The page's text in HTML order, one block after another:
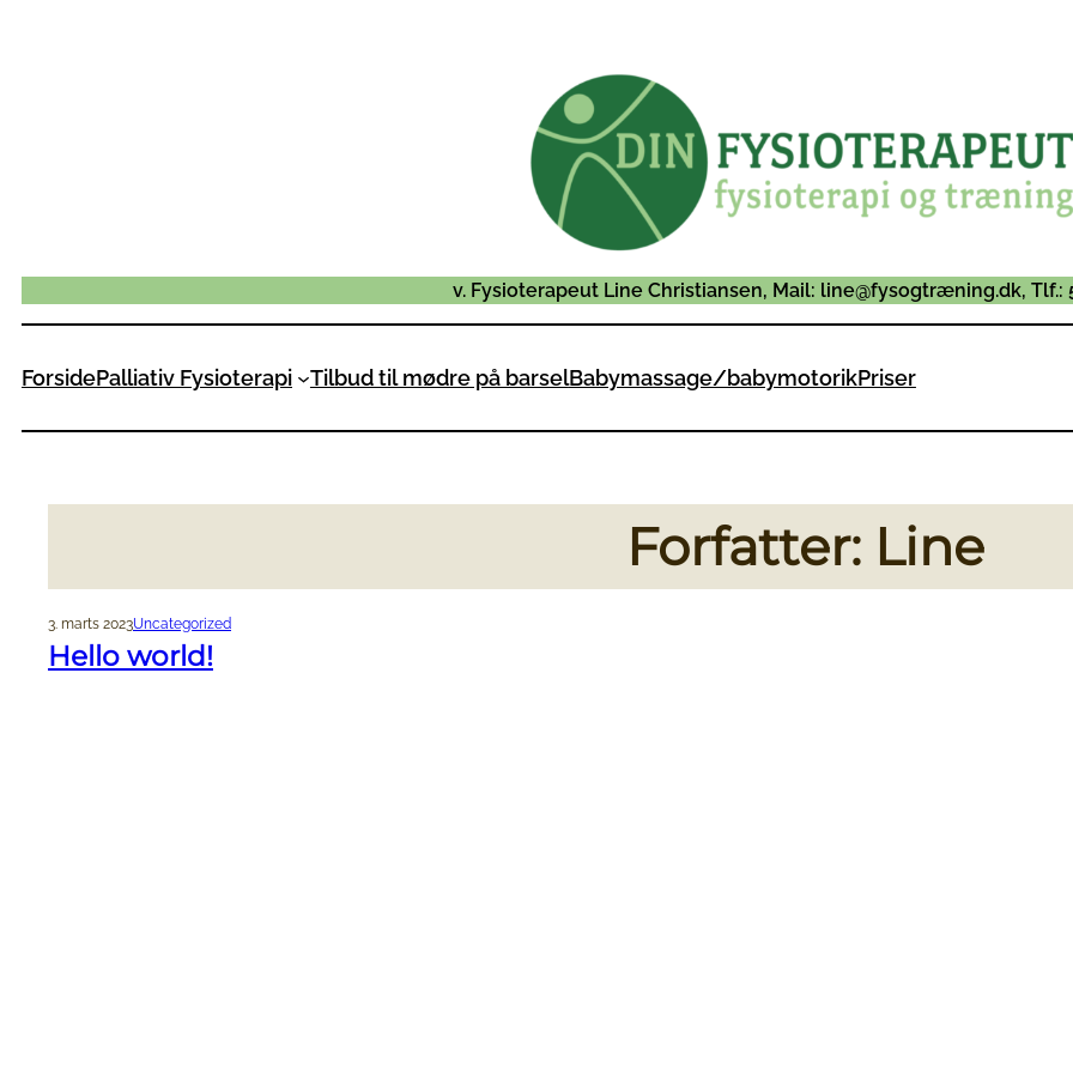
v. Fysioterapeut Line Christiansen, Mail: line@fysogtræning.dk, Tlf.:
ForsidePalliativ Fysioterapi Tilbud til mødre på barselBabymassage/babymotorikPriser
Forfatter: Line
3. marts 2023Uncategorized
Hello world!